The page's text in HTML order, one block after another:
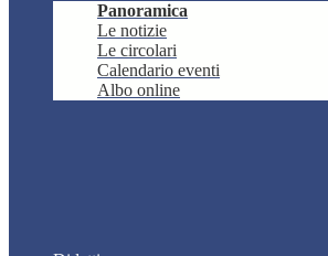
Panoramica
Le notizie
Le circolari
Calendario eventi
Albo online